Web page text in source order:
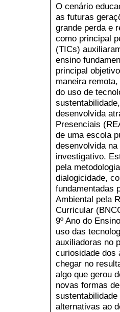
O cenário
as futuras
grande perda e
como principal
(TICs)
ensino
principal
maneira
do uso de
desenvolvida
Presenciais
de uma escola
desenvolvida
investigativo.
pela
dialogicidade,
fundamentadas
Ambiental pela
Curricular
9º Ano do
uso das
auxiliadoras no
curiosidade dos
chegar no
algo que gerou
novas formas
alternativas ao